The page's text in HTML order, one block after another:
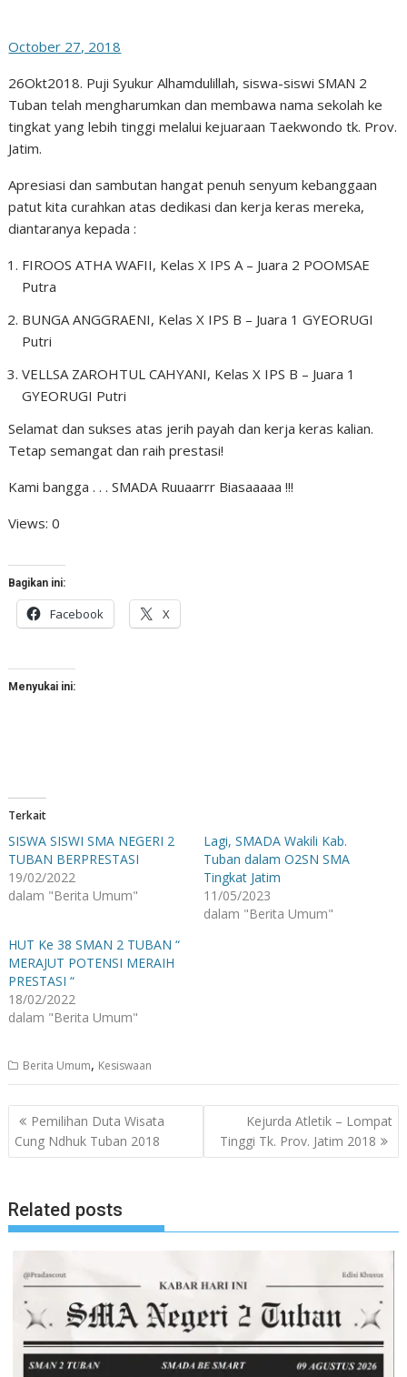
October 27, 2018
26Okt2018. Puji Syukur Alhamdulillah, siswa-siswi SMAN 2
Tuban telah mengharumkan dan membawa nama sekolah ke
tingkat yang lebih tinggi melalui kejuaraan Taekwondo tk. Prov.
Jatim.
Apresiasi dan sambutan hangat penuh senyum kebanggaan
patut kita curahkan atas dedikasi dan kerja keras mereka,
diantaranya kepada :
FIROOS ATHA WAFII, Kelas X IPS A – Juara 2 POOMSAE
Putra
BUNGA ANGGRAENI, Kelas X IPS B – Juara 1 GYEORUGI
Putri
VELLSA ZAROHTUL CAHYANI, Kelas X IPS B – Juara 1
GYEORUGI Putri
Selamat dan sukses atas jerih payah dan kerja keras kalian.
Tetap semangat dan raih prestasi!
Kami bangga . . . SMADA Ruuaarrr Biasaaaaa !!!
Views: 0
Bagikan ini:
Facebook X
Menyukai ini:
Terkait
SISWA SISWI SMA NEGERI 2
TUBAN BERPRESTASI
19/02/2022
dalam "Berita Umum"
Lagi, SMADA Wakili Kab.
Tuban dalam O2SN SMA
Tingkat Jatim
11/05/2023
dalam "Berita Umum"
HUT Ke 38 SMAN 2 TUBAN “
MERAJUT POTENSI MERAIH
PRESTASI “
18/02/2022
dalam "Berita Umum"
Berita Umum, Kesiswaan
Navigasi
pos
Pemilihan Duta Wisata
Cung Ndhuk Tuban 2018
Kejurda Atletik – Lompat
Tinggi Tk. Prov. Jatim 2018
Related posts